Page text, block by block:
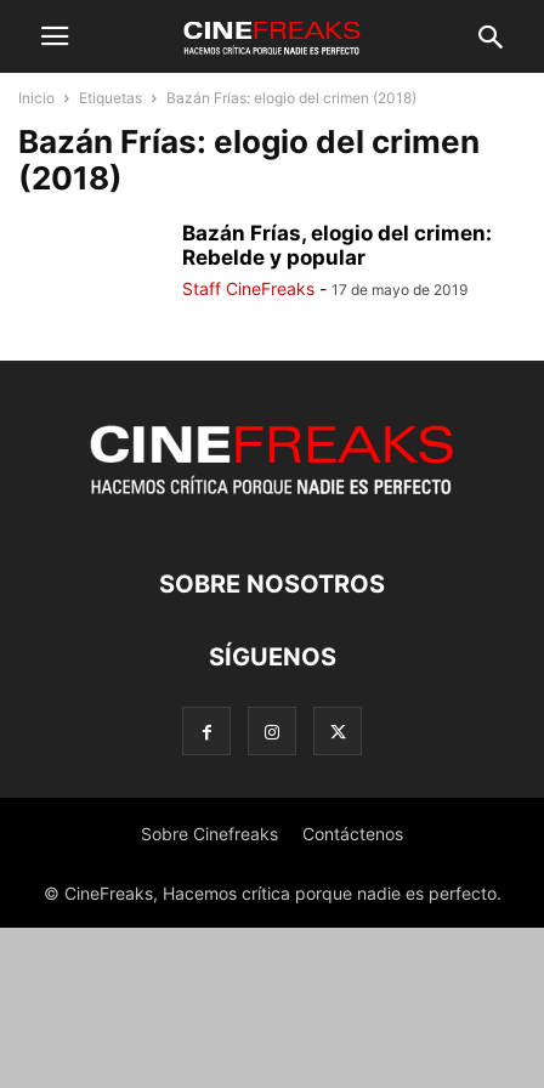
Inicio Etiquetas Bazán Frías: elogio del crimen (2018)
Bazán Frías: elogio del crimen
(2018)
Bazán Frías, elogio del crimen:
Rebelde y popular
Staff CineFreaks - 17 de mayo de 2019
SOBRE NOSOTROS
SÍGUENOS
Sobre Cinefreaks Contáctenos
© CineFreaks, Hacemos crítica porque nadie es perfecto.